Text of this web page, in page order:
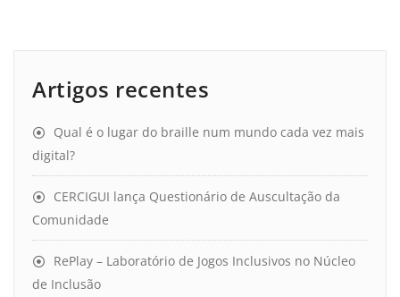
Artigos recentes
Qual é o lugar do braille num mundo cada vez mais
digital?
CERCIGUI lança Questionário de Auscultação da
Comunidade
RePlay – Laboratório de Jogos Inclusivos no Núcleo
de Inclusão